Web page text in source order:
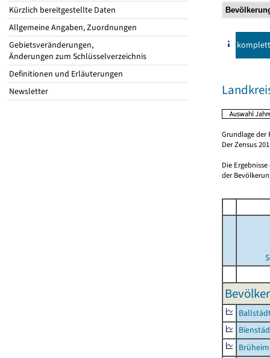
Kürzlich bereitgestellte Daten
Allgemeine Angaben, Zuordnungen
Gebietsveränderungen,
Änderungen zum Schlüsselverzeichnis
Definitionen und Erläuterungen
Newsletter
komplett
Grundlage der
Der Zensus
Die
der
Brüheim